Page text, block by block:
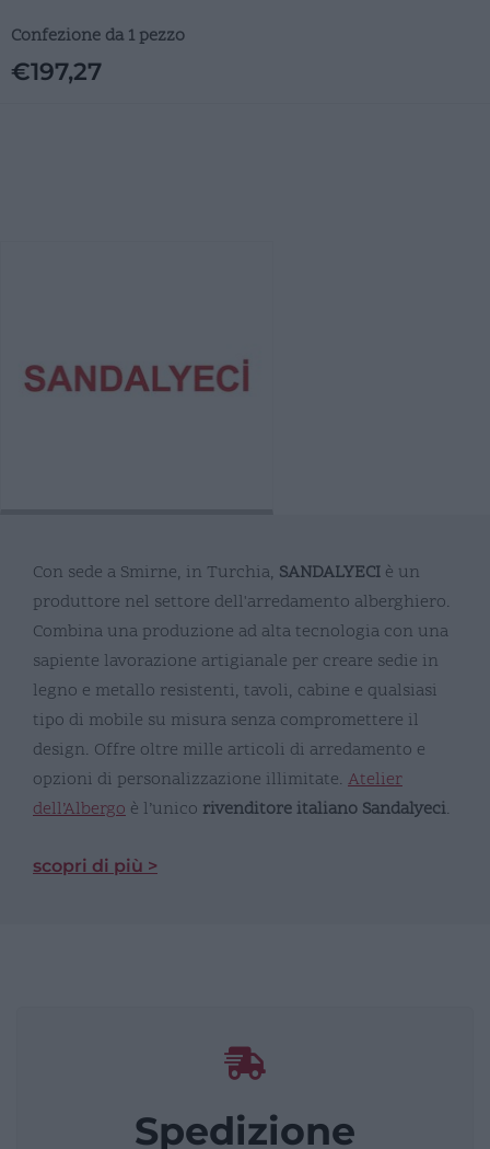
Confezione da 1 pezzo
€197,27
Con sede a Smirne, in Turchia, SANDALYECI è un
produttore nel settore dell'arredamento alberghiero.
Combina una produzione ad alta tecnologia con una
sapiente lavorazione artigianale per creare sedie in
legno e metallo resistenti, tavoli, cabine e qualsiasi
tipo di mobile su misura senza compromettere il
design. Offre oltre mille articoli di arredamento e
opzioni di personalizzazione illimitate. Atelier
dell’Albergo è l’unico rivenditore italiano Sandalyeci.
scopri di più >
Spedizione